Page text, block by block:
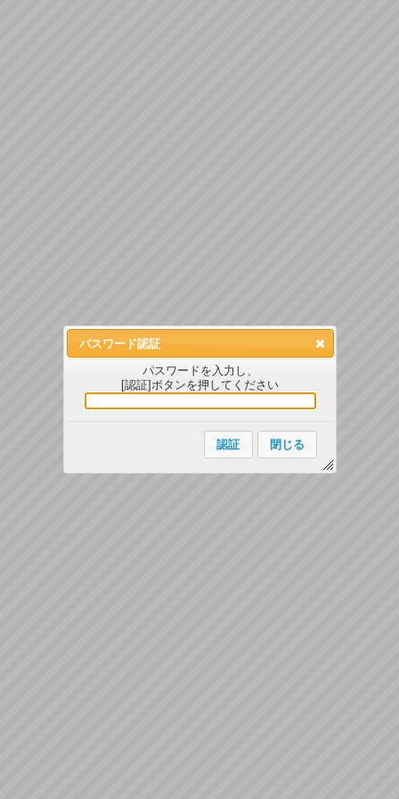
パスワード認証
パスワードを入力し、
[認証]ボタンを押してください
認証 閉じる